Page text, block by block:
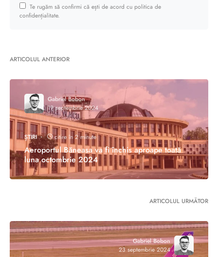
Te rugăm să confirmi că ești de acord cu politica de
confidențialitate.
ARTICOLUL ANTERIOR
Gabriel Bobon
19 septembrie 2024
ȘTIRI citire în 2 minute
Aeroportul Băneasa va fi închis aproape toată
luna octombrie 2024
ARTICOLUL URMĂTOR
Gabriel Bobon
23 septembrie 2024